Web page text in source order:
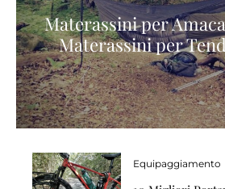
Materassini per
Materassini per
Equipaggiamento